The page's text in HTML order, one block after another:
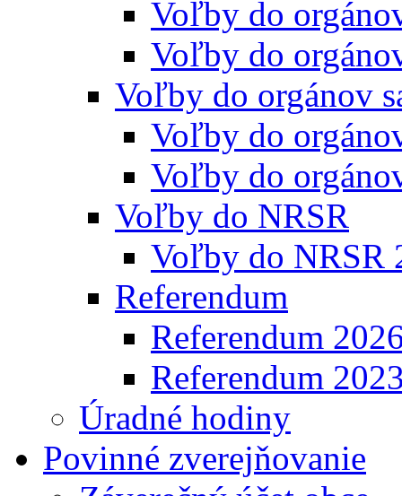
Voľby do
Voľby do
Voľby do orgánov
Voľby do
Voľby do
Voľby do NRSR
Voľby do NRSR
Referendum
Referendum
Referendum
Úradné hodiny
Povinné zverejňovanie